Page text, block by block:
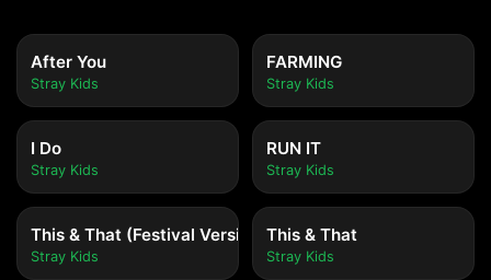
After You
Stray Kids
FARMING
Stray Kids
I Do
Stray Kids
RUN IT
Stray Kids
This & That (Festival Version)
Stray Kids
This & That
Stray Kids